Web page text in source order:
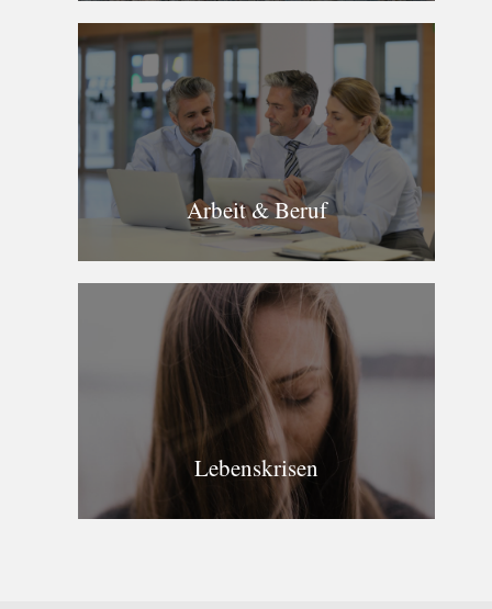
Arbeit & Beruf
Lebenskrisen